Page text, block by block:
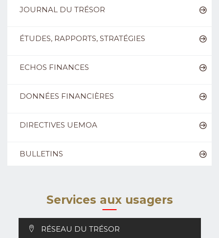
JOURNAL DU TRÉSOR
ÉTUDES, RAPPORTS, STRATÉGIES
ECHOS FINANCES
DONNÉES FINANCIÈRES
DIRECTIVES UEMOA
BULLETINS
Services aux usagers
RÉSEAU DU TRÉSOR